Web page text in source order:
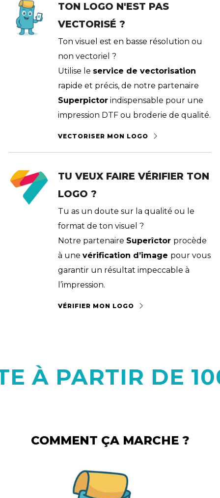
TON LOGO N'EST PAS
VECTORISÉ ?
Ton visuel est en basse résolution ou
non vectoriel ?
Utilise le service de vectorisation
rapide et précis, de notre partenaire
Superpictor indispensable pour une
impression DTF ou broderie de qualité.
VECTORISER MON LOGO
TU VEUX FAIRE VÉRIFIER TON
LOGO ?
Tu as un doute sur la qualité ou le
format de ton visuel ?
Notre partenaire Superîctor procède
à unevérification d’image pour vous
garantir un résultat impeccable à
l’impression.
VÉRIFIER MON LOGO
PARTIR DE 100€
COMMENT ÇA MARCHE ?